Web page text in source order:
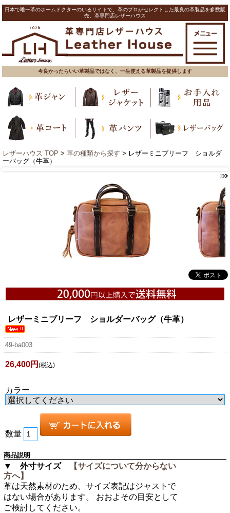
日本で唯一革のホームドクターのいるサイトで、革のプロがセレクトした最良の革製品を多数販
売。革専門店レザーハウス
今良かったらいい革製品ではなく、一生使える革製品を提供します
レザーハウス TOP > 革の種類から探す > レザーミニブリーフ ショルダ
ーバッグ（牛革）
レザーミニブリーフ ショルダーバッグ（牛革）
49-ba003
26,400円 (税込)
カラー
数量
商品説明
▼ 外寸サイズ
【サイズについて分からない
方へ】
革は天然素材のため、サイズ表記はジャストで
はない場合があります。 おおよその目安として
ご検討してください。